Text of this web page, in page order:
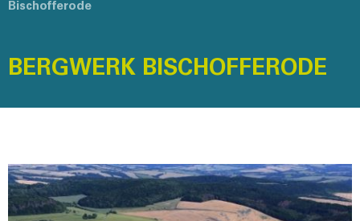
Bischofferode
BERGWERK BISCHOFFERODE